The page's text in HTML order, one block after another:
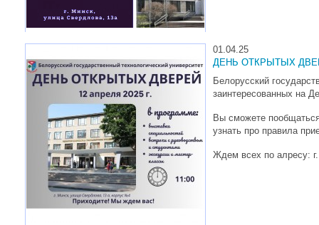
01.04.25
ДЕНЬ ОТКРЫТЫХ
Белорусский
заинтересованных на
Вы сможете
узнать про правила
Ждем всех по алресу: